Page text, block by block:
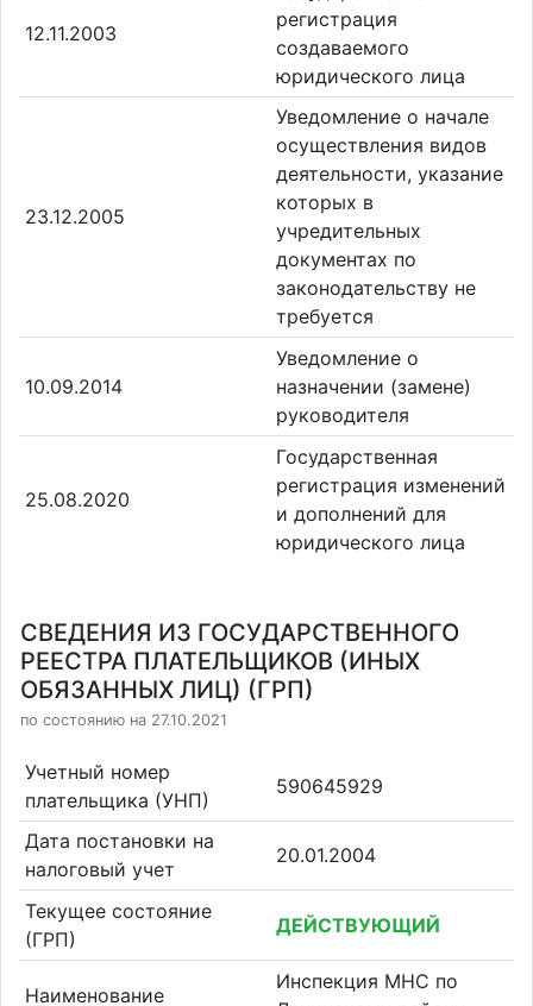
12.11.2003
регистрация
создаваемого
юридического лица
23.12.2005
Уведомление о начале
осуществления видов
деятельности, указание
которых в
учредительных
документах по
законодательству не
требуется
10.09.2014
Уведомление о
назначении (замене)
руководителя
25.08.2020
Государственная
регистрация изменений
и дополнений для
юридического лица
СВЕДЕНИЯ ИЗ ГОСУДАРСТВЕННОГО
РЕЕСТРА ПЛАТЕЛЬЩИКОВ (ИНЫХ
ОБЯЗАННЫХ ЛИЦ) (ГРП)
по состоянию на 27.10.2021
Учетный номер
плательщика (УНП)
590645929
Дата постановки на
налоговый учет
20.01.2004
Текущее состояние
(ГРП)
ДЕЙСТВУЮЩИЙ
Наименование
Инспекция МНС по